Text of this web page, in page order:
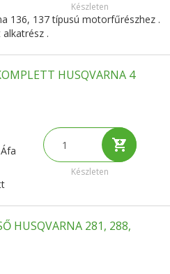
Készleten
136, 137 típusú motorfűrészhez .
.
HUSQVARNA 4
Készleten
HUSQVARNA 281, 288,